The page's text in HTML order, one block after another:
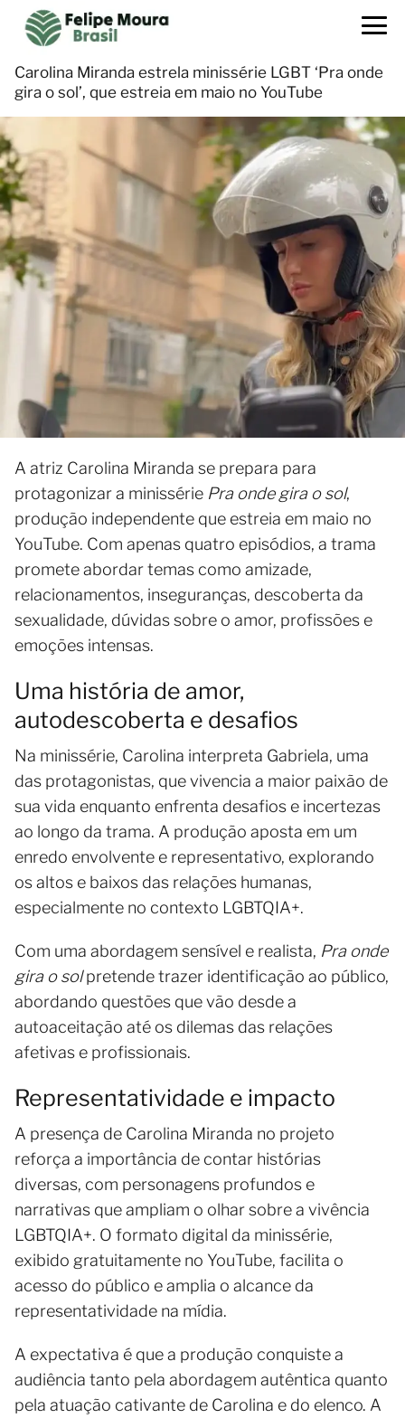
Carolina Miranda estrela minissérie LGBT ‘Pra onde
gira o sol’, que estreia em maio no YouTube
A atriz Carolina Miranda se prepara para
protagonizar a minissérie Pra onde gira o sol,
produção independente que estreia em maio no
YouTube. Com apenas quatro episódios, a trama
promete abordar temas como amizade,
relacionamentos, inseguranças, descoberta da
sexualidade, dúvidas sobre o amor, profissões e
emoções intensas.
Uma história de amor,
autodescoberta e desafios
Na minissérie, Carolina interpreta Gabriela, uma
das protagonistas, que vivencia a maior paixão de
sua vida enquanto enfrenta desafios e incertezas
ao longo da trama. A produção aposta em um
enredo envolvente e representativo, explorando
os altos e baixos das relações humanas,
especialmente no contexto LGBTQIA+.
Com uma abordagem sensível e realista, Pra onde
gira o solpretende trazer identificação ao público,
abordando questões que vão desde a
autoaceitação até os dilemas das relações
afetivas e profissionais.
Representatividade e impacto
A presença de Carolina Miranda no projeto
reforça a importância de contar histórias
diversas, com personagens profundos e
narrativas que ampliam o olhar sobre a vivência
LGBTQIA+. O formato digital da minissérie,
exibido gratuitamente no YouTube, facilita o
acesso do público e amplia o alcance da
representatividade na mídia.
A expectativa é que a produção conquiste a
audiência tanto pela abordagem autêntica quanto
pela atuação cativante de Carolina e do elenco. A